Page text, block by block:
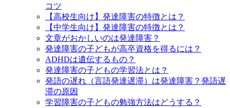
コツ
【高校生向け】発達障害の特徴とは？
【中学生向け】発達障害の特徴とは？
文章がおかしいのは発達障害？
発達障害の子どもが高卒資格を得るには？
ADHDは遺伝するもの？
発達障害の子どもの学習法とは？
発語の遅れ（言語発達遅滞）は発達障害？発語遅
滞の原因
学習障害の子どもの勉強方法はどうする？